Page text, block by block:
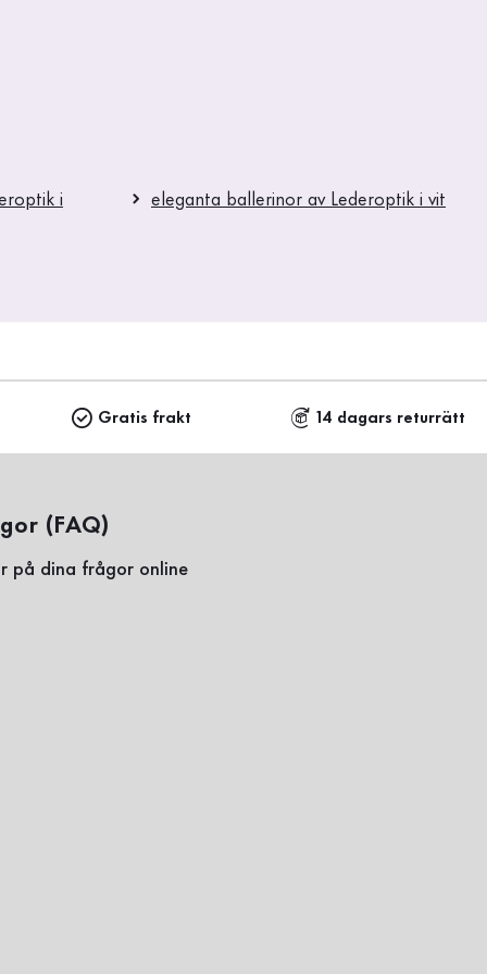
i eleganta ballerinor av Lederoptik i vit
Gratis frakt 14 dagars returrätt
(FAQ)
på dina frågor online